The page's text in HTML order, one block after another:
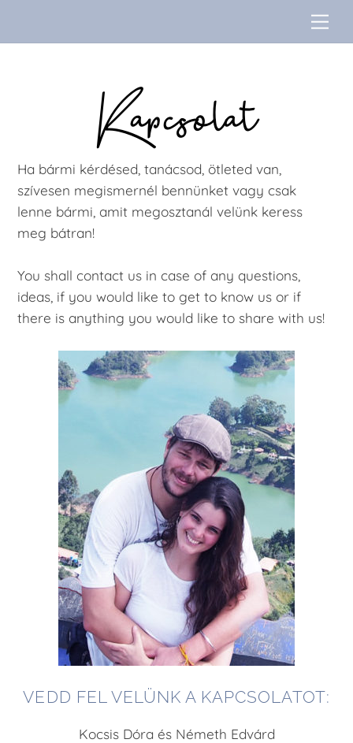
Kapcsolat
Ha bármi kérdésed, tanácsod, ötleted van,
szívesen megismernél bennünket vagy csak
lenne bármi, amit megosztanál velünk keress
meg bátran!
You shall contact us in case of any questions,
ideas, if you would like to get to know us or if
there is anything you would like to share with us!
VEDD FEL VELÜNK A KAPCSOLATOT:
Kocsis Dóra és Németh Edvárd